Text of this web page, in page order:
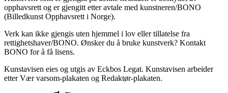
opphavsrett og er gjengitt etter avtale med kunstneren/BONO
(Billedkunst Opphavsrett i Norge).
Verk kan ikke gjengis uten hjemmel i lov eller tillatelse fra
rettighetshaver/BONO. Ønsker du å bruke kunstverk? Kontakt
BONO for å få lisens.
Kunstavisen eies og utgis av Eckbos Legat. Kunstavisen arbeider
etter Vær varsom-plakaten og Redaktør-plakaten.